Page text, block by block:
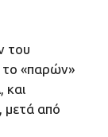
του
το «παρών»
μετά από